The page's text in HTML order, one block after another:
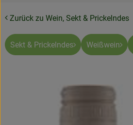
Ökokisten
Bio-Kochboxen
Zurück zu Wein, Sekt & Prickelndes
Sekt & Prickelndes Weißwein